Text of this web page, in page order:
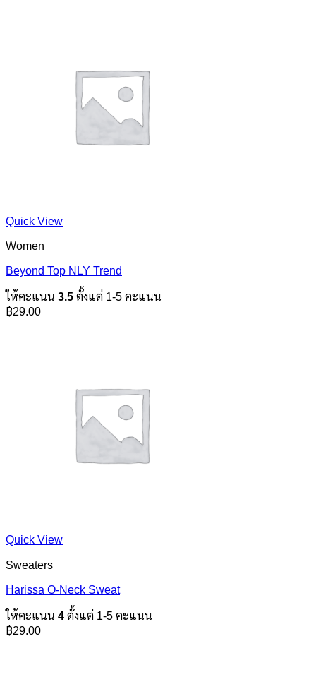
Quick View
Women
Beyond Top NLY Trend
ให้คะแนน 3.5 ตั้งแต่ 1-5 คะแนน
฿29.00
Quick View
Sweaters
Harissa O-Neck Sweat
ให้คะแนน 4 ตั้งแต่ 1-5 คะแนน
฿29.00